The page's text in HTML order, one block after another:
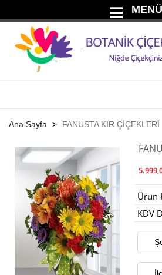
MENÜ
Ana Sayfa FANUSTA KIR ÇİÇEKLERİ
Ürün
KDV